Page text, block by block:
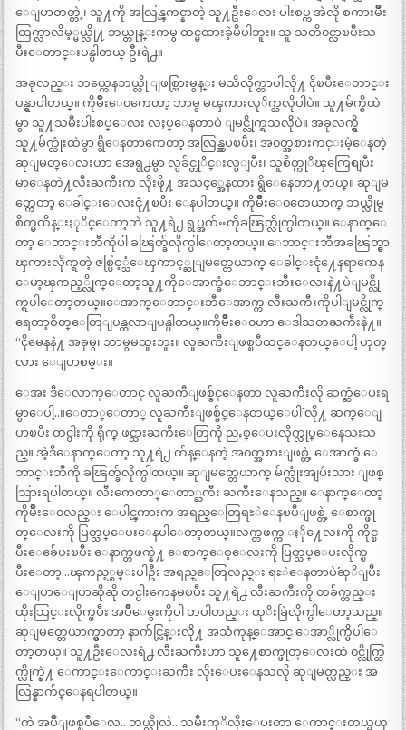
ေျပာတတ္တဲ့၊ သူ႔ကို အလြန္ၾကင္နာတဲ့ သူ႔ဦးေလး ပါးစပ္က အဲလို စကားမ်ိဳး
ထြက္လာလိမ့္မယ္လို႔ ဘယ္တုန္းကမွ ထင္မထားခဲ့မိပါဘူး။ သူ သတိ၀င္လာၿပီးသ
မီးေတာင္းပန္ပါတယ္ ဦးရဲ႕။
အခုလည္း ဘယ္ကေနဘယ္လို ျဖစ္သြားမွန္း မသိလိုက္တာပါလို႔ ငိုၿပီးေတာင္း
ပန္ရွာပါတယ္။ ကိုမ်ိဳးေ၀ကေတာ့ ဘာမွ မၾကားလုိက္သလိုပါပဲ။ သူ႔မ်က္စိထဲ
မွာ သူ႔သမီးပါးစပ္ေလး လႈပ္ေနတာပဲ ျမင္လိုက္ရသလိုပဲ။ အခုလက္ရွိ
သူ႔မ်က္လုံးထဲမွာ ရွိေနတာကေတာ့ အလြန္လွပၿပီး၊ အ၀တ္အစားကင္းမဲ့ေနတဲ့
ဆုျမတ္ေလးဟာ အေရွ႕မွာ လွခ်င္တုိင္းလွျပီး၊ သူစိတ္ကုိၾကြေစျပီး
မာေနတဲ႔လီးႀကီးက လိုးဖို႔ အသင့္အေနထား ရွိေနေတာ႔တယ္။ ဆုျမ
တ္ကေတာ့ ေခါင္းေလးငုံ႔ၿပီး ေနပါတယ္။ ကိုမ်ိဳးေ၀တေယာက္ ဘယ္လိုမွ
စိတ္မထိန္းႏုိင္ေတာ့ဘဲ သူ႔ရဲ႕ ရွပ္အက်ႌကိုခၽြတ္လိုက္ပါတယ္။ ေနာက္ေ
တာ့ ေဘာင္းဘီကိုပါ ခၽြတ္ခ်လိုက္ပါေတာ့တယ္။ ေဘာင္းဘီအခၽြတ္မွာ
ၾကားလိုက္ရတဲ့ ဇစ္ဖြင့္သံေၾကာင့္ဆုျမတ္တေယာက္ ေခါင္းငုံ႔ေနရာကေန
ေမာ့ၾကည့္လိုက္ေတာ့သူ႔ကိုေအာက္ခံေဘာင္းဘီးေလးနဲ႔ပဲျမင္လို
က္ရပါေတာ့တယ္။ေအာက္ေဘာင္းဘီေအာက္က လီးႀကီးကိုပါျမင္လိုက္
ရေတာ့စိတ္ေတြျပန္ထလာျပန္ပါတယ္။ကိုမ်ိဳးေ၀ဟာ ေဒါသတႀကီးနဲ႔။
“ငိုမေနနဲ႔ အခုမွ၊ ဘာမွမထူးဘူး။ လူႀကီးျဖစ္ၿပီထင္ေနတယ္ေပါ့ ဟုတ္
လား ေျပာစမ္း။
ေအး ဒီေလာက္ေတာင္ လူႀကီျဖစ္ခ်င္ေနတာ လူႀကီးလို ဆက္ဆံေပးရ
မွာေပါ့..။ေတာ္ေတာ္ လူႀကီးျဖစ္ခ်င္ေနတယ္ေပါ´´ လို႔ ဆက္ေျ
ပာၿပီး တင္ပါးကို ရိုက္ ဖင္သားႀကီးေတြကို ညႇစ္ေပးလိုက္လုပ္ေနေသးသ
ည္။ အဲ့ဒီေနာက္ေတာ့ သူ႔ရဲ႕ က်န္ေနတဲ့ အ၀တ္အစားျဖစ္တဲ့ ေအာက္ခံ ေ
ဘာင္းဘီကို ခၽြတ္ခ်လိုက္ပါတယ္။ ဆုျမတ္တေယာက္ မ်က္လုံးအျပဴးသား ျဖစ္
သြားရပါတယ္။ လီးကေတာ္ေတာ္ႀကီး ႀကီးေနသည္။ ေနာက္ေတာ့
ကိုမ်ိဳးေ၀လည္း ေပါင္ၾကားက အရည္ေတြရႊဲေနၿပီျဖစ္တဲ့ ေစာက္ဖု
တ္ေလးကို ပြတ္သပ္ေပးေနပါေတာ့တယ္။လက္တဖက္က ႏို႔ေလးကို ကိုင္ၿ
ပီးေခ်ေပးၿပီး ေနာက္တဖက္နဲ႔ ေစာက္ေစ့ေလးကို ပြတ္သပ္ေပးလိုက္ၿ
ပီးေတာ့…ၾကည့္စမ္းပါဦး အရည္ေတြလည္း ရႊဲေနတာပဲ´´ဆုိျပီး
ေျပာေျပာဆိုဆို တင္ပါးကေနမၿပီး သူ႔ရဲ႕ လီးႀကီးကို တခ်က္တည္း
ထိုးသြင္းလိုက္ၿပီး အပ်ိဳေမွးကိုပါ တပါတည္း ထုိးခြဲလိုက္ပါေတာ့သည္။
ဆုျမတ္တေယာက္မွာတာ့ နာက်င္လြန္းလို႔ အသံကုန္ေအာင္ ေအာ္လိုက္မိပါေ
တာ့တယ္။ သူ႔ဦးေလးရဲ႕ လီးႀကီးဟာ သူ႔ေစာက္ဖုတ္ေလးထဲ ၀င္လိုက္ထြ
က္လိုက္နဲ႔ ေကာင္းေကာင္းႀကီး လိုးေပးေနသလို ဆုျမတ္လည္း အ
လြန္နာက်င္ေနရပါတယ္။
“ကဲ အပ်ိဳျဖစ္ၿပီေလ.. ဘယ္လိုလဲ.. သမီးကုိလိုးေပးတာ ေကာင္းတယ္မဟု